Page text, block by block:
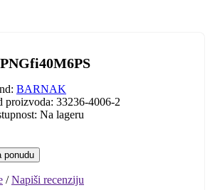
BARNAK
proizvoda: 33236-4006-2
Na lageru
ponudu
/Napiši recenziju